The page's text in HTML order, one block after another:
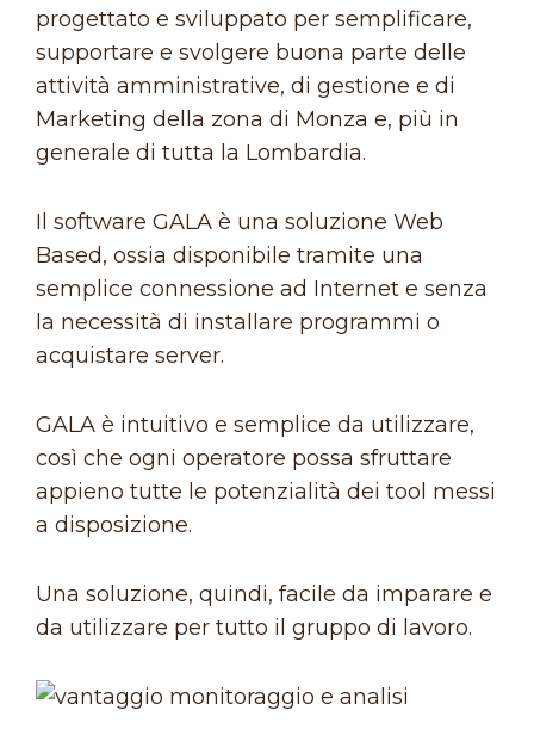
progettato e sviluppato per semplificare,
supportare e svolgere buona parte delle
attività amministrative, di gestione e di
Marketing della zona di Monza e, più in
generale di tutta la Lombardia.
Il software GALA è una soluzione Web
Based, ossia disponibile tramite una
semplice connessione ad Internet e senza
la necessità di installare programmi o
acquistare server.
GALA è intuitivo e semplice da utilizzare,
così che ogni operatore possa sfruttare
appieno tutte le potenzialità dei tool messi
a disposizione.
Una soluzione, quindi, facile da imparare e
da utilizzare per tutto il gruppo di lavoro.